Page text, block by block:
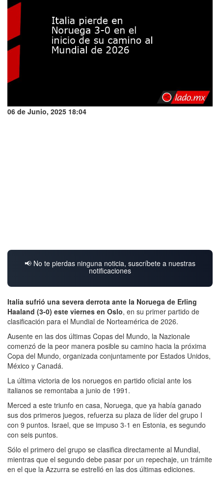
06 de Junio, 2025 18:04
📢 No te pierdas ninguna noticia, suscríbete a nuestras
notificaciones
Italia sufrió una severa derrota ante la Noruega de Erling
Haaland (3-0) este viernes en Oslo, en su primer partido de
clasificación para el Mundial de Norteamérica de 2026.
Ausente en las dos últimas Copas del Mundo, la Nazionale
comenzó de la peor manera posible su camino hacia la próxima
Copa del Mundo, organizada conjuntamente por Estados Unidos,
México y Canadá.
La última victoria de los noruegos en partido oficial ante los
italianos se remontaba a junio de 1991.
Merced a este triunfo en casa, Noruega, que ya había ganado
sus dos primeros juegos, refuerza su plaza de líder del grupo I
con 9 puntos. Israel, que se impuso 3-1 en Estonia, es segundo
con seis puntos.
Sólo el primero del grupo se clasifica directamente al Mundial,
mientras que el segundo debe pasar por un repechaje, un trámite
en el que la Azzurra se estrelló en las dos últimas ediciones.